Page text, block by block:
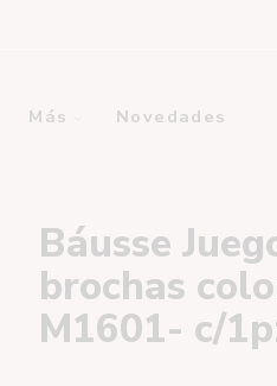
Más Novedades
Báusse
brochas
M1601- c/